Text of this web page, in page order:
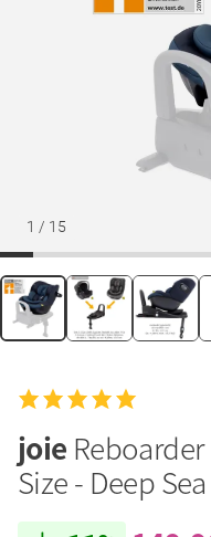
1 / 15
joie
Size - Deep Sea